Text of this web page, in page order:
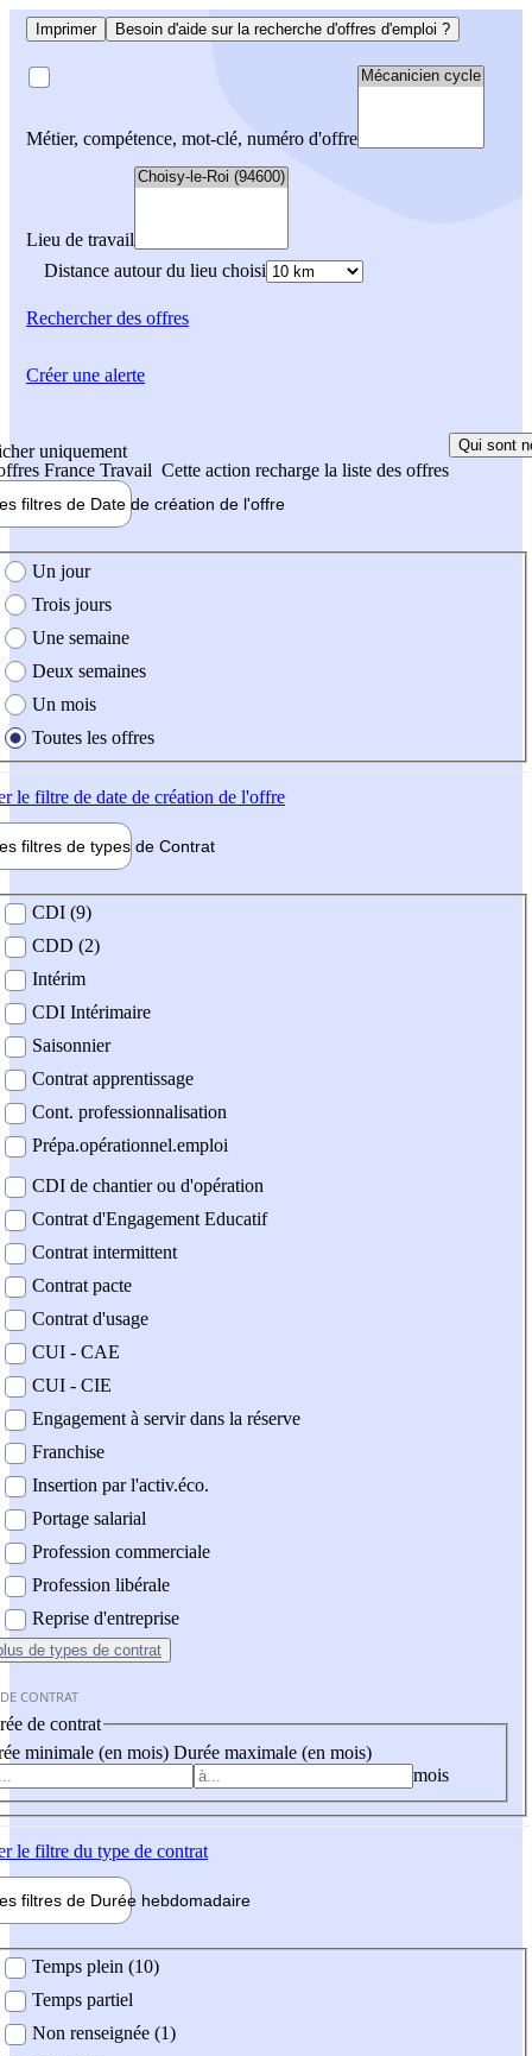
Imprimer Besoin d'aide sur la recherche d'offres d'emploi ?
Métier, compétence, mot-clé, numéro d'offre
Lieu de travail
Distance autour du lieu choisi
Rechercherdes offres
uniquement
France Travail Cette action recharge la liste des offres
Qui sont
filtres de Date de création de l'offre
création de l'offre
Un jour
Trois jours
Une semaine
Deux semaines
Un mois
Toutes les offres
le filtre de date de création de l'offre
filtres de types de Contrat
contrat
CDI (9)
CDD (2)
Intérim
CDI Intérimaire
Saisonnier
Contrat apprentissage
Cont. professionnalisation
Prépa.opérationnel.emploi
CDI de chantier ou d'opération
Contrat d'Engagement Educatif
Contrat intermittent
Contrat pacte
Contrat d'usage
CUI - CAE
CUI - CIE
Engagement à servir dans la réserve
Franchise
Insertion par l'activ.éco.
Portage salarial
Profession commerciale
Profession libérale
Reprise d'entreprise
de types de contrat
CONTRAT
de contrat
minimale (en mois) Durée maximale (en mois)
mois
le filtre du type de contrat
filtres de Durée hebdomadaire
Temps plein (10)
Temps partiel
Non renseignée (1)
Créer une alerte